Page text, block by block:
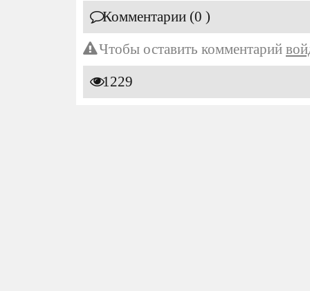
Комментарии (0 )
Чтобы оставить комментарий
1229